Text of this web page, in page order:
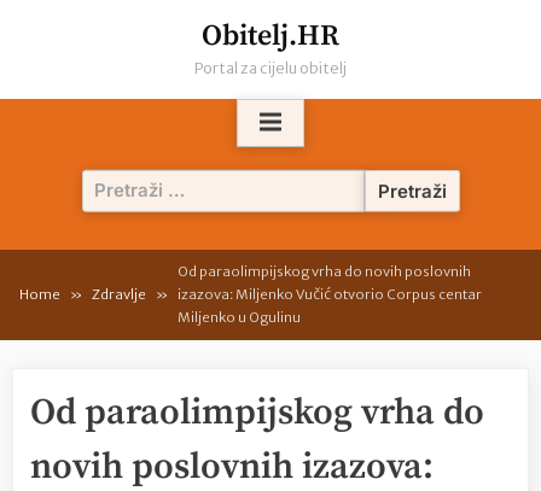
Obitelj.HR
Portal za cijelu obitelj
Pretraži:
Home Zdravlje
Od paraolimpijskog vrha do novih poslovnih
izazova: Miljenko Vučić otvorio Corpus centar
Miljenko u Ogulinu
Od paraolimpijskog vrha do
novih poslovnih izazova: